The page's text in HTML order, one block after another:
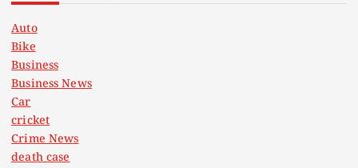
Auto
Bike
Business
Business News
Car
cricket
Crime News
death case